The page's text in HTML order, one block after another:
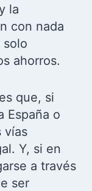
la
con nada
solo
ahorros.
que, si
España o
vías
Y, si en
a través
ser